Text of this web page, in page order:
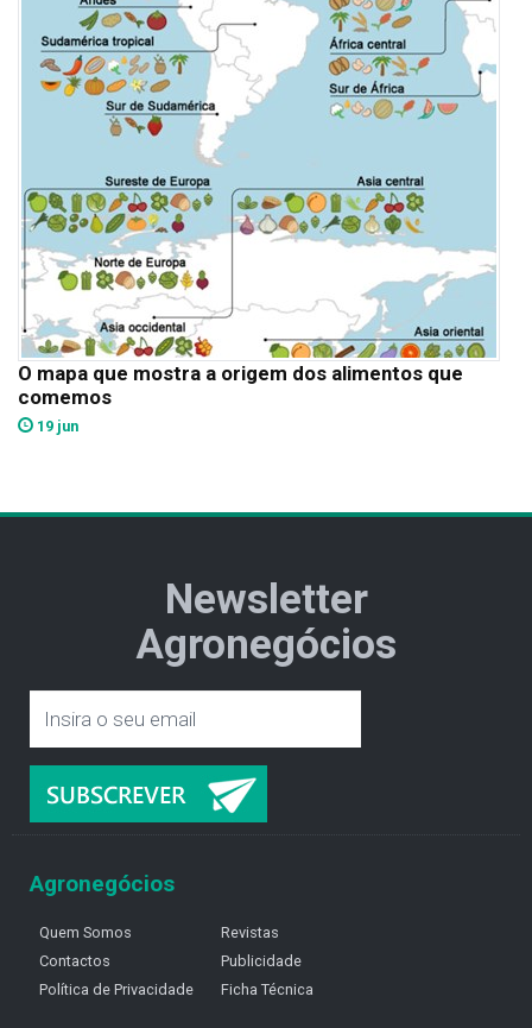
O mapa que mostra a origem dos alimentos que
comemos
19 jun
Newsletter
Agronegócios
Agronegócios
Quem Somos
Contactos
Política de Privacidade
Revistas
Publicidade
Ficha Técnica